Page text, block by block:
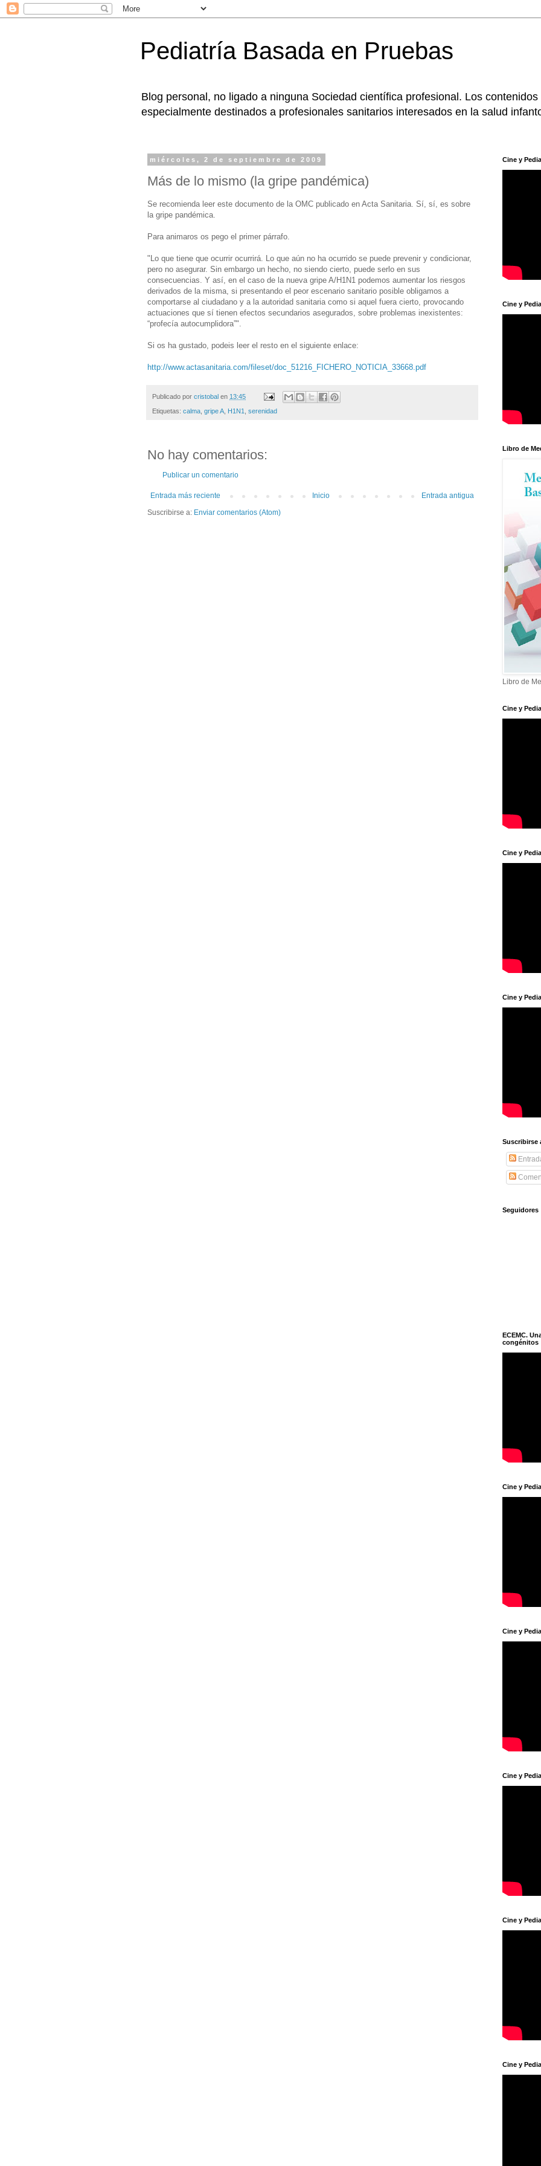
Pediatría Basada en Pruebas
Blog personal, no ligado a ninguna Sociedad científica profesional. Los
especialmente destinados a profesionales sanitarios interesados en la salud
miércoles, 2 de septiembre de 2009
Más de lo mismo (la gripe pandémica)
Se recomienda leer este documento de la OMC publicado en Acta Sanitaria. Sí, sí, es sobre
la gripe pandémica.
Para animaros os pego el primer párrafo.
"Lo que tiene que ocurrir ocurrirá. Lo que aún no ha ocurrido se puede prevenir y condicionar,
pero no asegurar. Sin embargo un hecho, no siendo cierto, puede serlo en sus
consecuencias. Y así, en el caso de la nueva gripe A/H1N1 podemos aumentar los riesgos
derivados de la misma, si presentando el peor escenario sanitario posible obligamos a
comportarse al ciudadano y a la autoridad sanitaria como si aquel fuera cierto, provocando
actuaciones que sí tienen efectos secundarios asegurados, sobre problemas inexistentes:
“profecía autocumplidora”".
Si os ha gustado, podeis leer el resto en el siguiente enlace:
http://www.actasanitaria.com/fileset/doc_51216_FICHERO_NOTICIA_33668.pdf
Publicado por cristobal en 13:45
Etiquetas: calma gripe A H1N1 serenidad
No hay comentarios:
Publicar un comentario
Entrada más reciente Entrada antigua
Inicio
Suscribirse a: Enviar comentarios (Atom)
Cine y
Cine y
Libro de
Libro de
Cine y
Cine y
Cine y
Suscribirse
Seguidores
ECEMC.
congénitos
Cine y
Cine y
Cine y
Cine y
Cine y